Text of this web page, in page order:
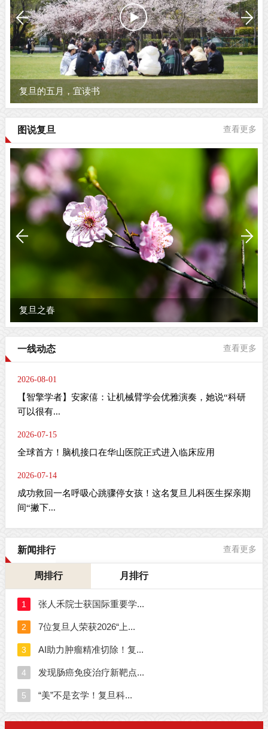
复旦的五月，宜读书
图说复旦 查看更多
复旦之春
一线动态 查看更多
2026-08-01
【智擎学者】安家僖：让机械臂学会优雅演奏，她说“科研
可以很有...
2026-07-15
全球首方！脑机接口在华山医院正式进入临床应用
2026-07-14
成功救回一名呼吸心跳骤停女孩！这名复旦儿科医生探亲期
间“撇下...
新闻排行 查看更多
周排行 月排行